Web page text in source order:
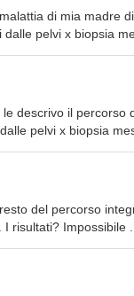
di mia madre
pelvi x biopsia
descrivo il percorso
pelvi x biopsia
del percorso
risultati? Impossibile ...